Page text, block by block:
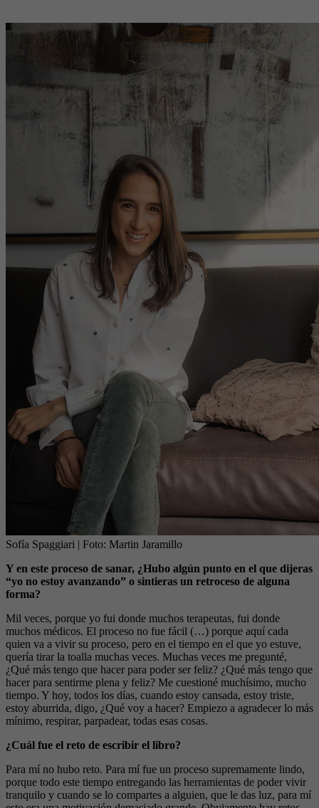
Sofía Spaggiari | Foto: Martin Jaramillo
Y en este proceso de sanar, ¿Hubo algún punto en el que dijeras
“yo no estoy avanzando” o sintieras un retroceso de alguna
forma?
Mil veces, porque yo fui donde muchos terapeutas, fui donde
muchos médicos. El proceso no fue fácil (…) porque aquí cada
quien va a vivir su proceso, pero en el tiempo en el que yo estuve,
quería tirar la toalla muchas veces. Muchas veces me pregunté,
¿Qué más tengo que hacer para poder ser feliz? ¿Qué más tengo que
hacer para sentirme plena y feliz? Me cuestioné muchísimo, mucho
tiempo. Y hoy, todos los días, cuando estoy cansada, estoy triste,
estoy aburrida, digo, ¿Qué voy a hacer? Empiezo a agradecer lo más
mínimo, respirar, parpadear, todas esas cosas.
¿Cuál fue el reto de escribir el libro?
Para mí no hubo reto. Para mí fue un proceso supremamente lindo,
porque todo este tiempo entregando las herramientas de poder vivir
tranquilo y cuando se lo compartes a alguien, que le das luz, para mí